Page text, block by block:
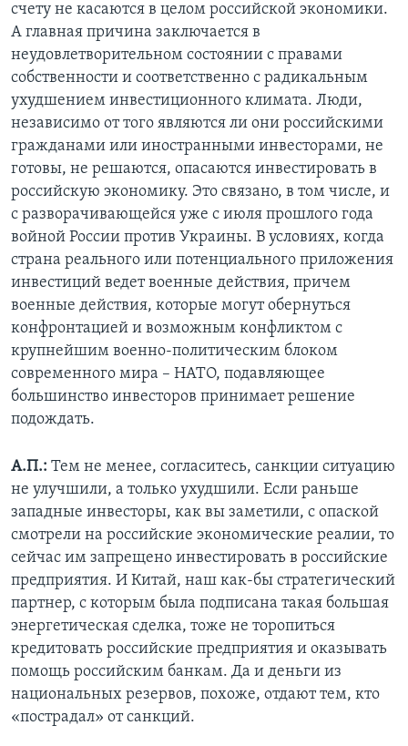
счету не касаются в целом российской экономики.
А главная причина заключается в
неудовлетворительном состоянии с правами
собственности и соответственно с радикальным
ухудшением инвестиционного климата. Люди,
независимо от того являются ли они российскими
гражданами или иностранными инвесторами, не
готовы, не решаются, опасаются инвестировать в
российскую экономику. Это связано, в том числе, и
с разворачивающейся уже с июля прошлого года
войной России против Украины. В условиях, когда
страна реального или потенциального приложения
инвестиций ведет военные действия, причем
военные действия, которые могут обернуться
конфронтацией и возможным конфликтом с
крупнейшим военно-политическим блоком
современного мира – НАТО, подавляющее
большинство инвесторов принимает решение
подождать.
А.П.: Тем не менее, согласитесь, санкции ситуацию
не улучшили, а только ухудшили. Если раньше
западные инвесторы, как вы заметили, с опаской
смотрели на российские экономические реалии, то
сейчас им запрещено инвестировать в российские
предприятия. И Китай, наш как-бы стратегический
партнер, с которым была подписана такая большая
энергетическая сделка, тоже не торопиться
кредитовать российские предприятия и оказывать
помощь российским банкам. Да и деньги из
национальных резервов, похоже, отдают тем, кто
«пострадал» от санкций.